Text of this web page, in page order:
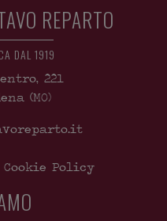
REPARTO
DAL 1919
221
(MO)
Policy